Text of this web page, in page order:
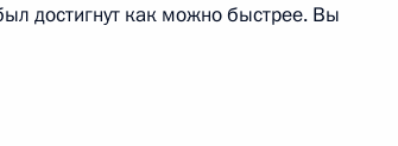
достигнут как можно быстрее. Вы